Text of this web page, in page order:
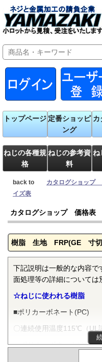
トップページ 定番ショッピ
ング
カ
ねじの各種規
格
ねじの参考資
料
ね
back to カタログショップ
イズ表
カタログショップ 価格表
樹脂 生地 FRP(GE 寸
下記説明は一般的な内容で
面処理等の詳細については
☆ねじに使われる樹脂
■ポリカーボネート(PC)
〇連続使用温度115℃（UL
ポリカーボネートは非晶